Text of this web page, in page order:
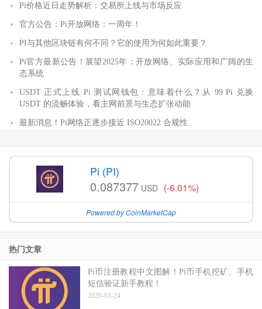
Pi价格近日走势解析：交易所上线与市场反应
官方公告：Pi开放网络：一周年！
PI与其他区块链有何不同？它的使用为何如此重要？
Pi官方最新公告！展望2025年：开放网络、实际应用和广阔的生
态系统
USDT 正式上线 Pi 测试网钱包：意味着什么？从 99 Pi 兑换
USDT 的流畅体验，看主网前景与生态扩张动能
最新消息！Pi网络正逐步接近 ISO20022 合规性
Pi (PI)
0.087377 USD (-6.01%)
Powered by CoinMarketCap
热门文章
Pi币注册教程中文图解！Pi币手机挖矿、手机
短信验证新手教程！
2020-03-24